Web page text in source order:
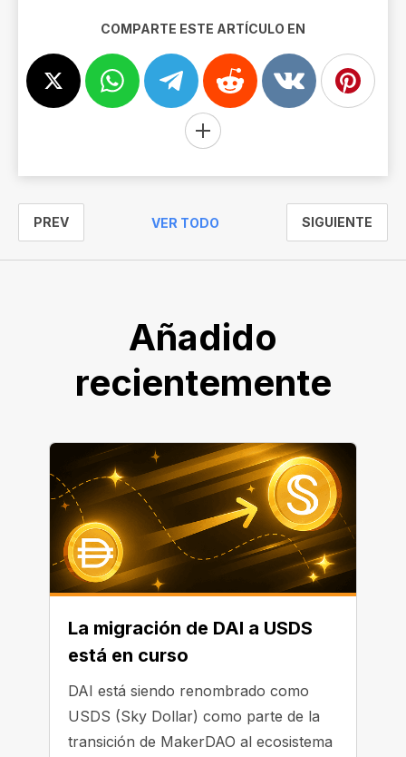
COMPARTE ESTE ARTÍCULO EN
PREV VER TODO SIGUIENTE
Añadido
recientemente
La migración de DAI a USDS
está en curso
DAI está siendo renombrado como
USDS (Sky Dollar) como parte de la
transición de MakerDAO al ecosistema